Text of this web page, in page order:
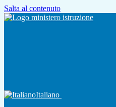
Salta al contenuto
Italiano